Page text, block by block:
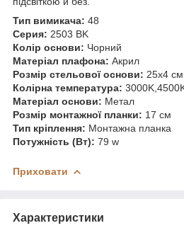
Тип вимикача: 48
Серия: 2503 BK
Колір основи: Чорний
Матеріал плафона: Акрил
Розмір стельової основи: 25х4 см
Колірна температура:
Матеріал основи: Метал
Розмір монтажної планки: 17 см
Тип кріплення: Монтажна планка
Потужність (Вт): 79 w
Приховати
Характеристики